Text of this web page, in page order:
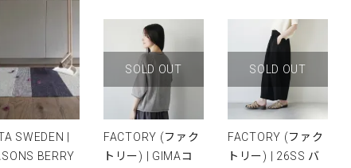
SWEDEN |
BERRY
SOLD OUT
FACTORY (ファク
トリー) | GIMAコ
SOLD OUT
FACTORY (ファク
トリー) | 26SS バ